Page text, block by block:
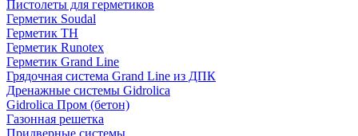
Пистолеты для герметиков
Герметик Soudal
Герметик ТН
Герметик Runotex
Герметик Grand Line
Грядочная система Grand Line из ДПК
Дренажные системы Gidrolica
Gidrolica Пром (бетон)
Газонная решетка
Придверные системы